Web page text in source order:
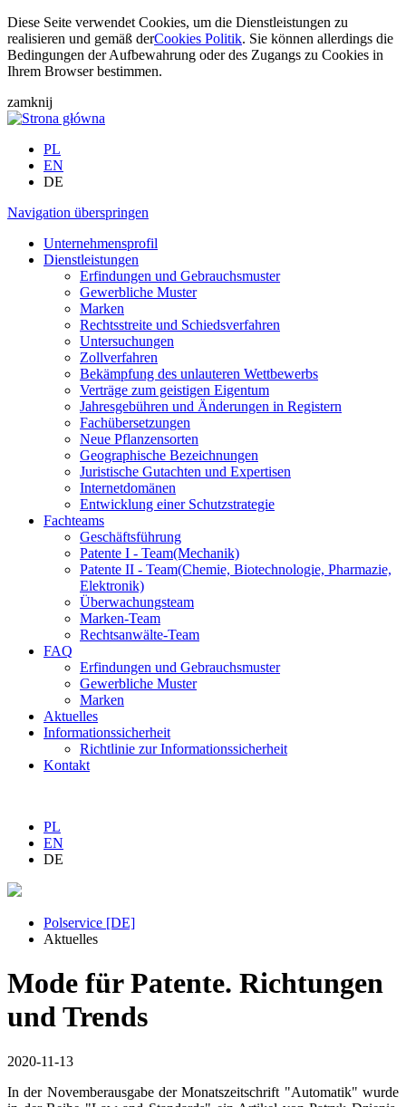
Diese Seite verwendet Cookies, um die Dienstleistungen zu
realisieren und gemäß derCookies Politik. Sie können allerdings die
Bedingungen der Aufbewahrung oder des Zugangs zu Cookies in
Ihrem Browser bestimmen.
zamknij
PL
EN
DE
Navigation überspringen
Unternehmensprofil
Dienstleistungen
Erfindungen und Gebrauchsmuster
Gewerbliche Muster
Marken
Rechtsstreite und Schiedsverfahren
Untersuchungen
Zollverfahren
Bekämpfung des unlauteren Wettbewerbs
Verträge zum geistigen Eigentum
Jahresgebühren und Änderungen in Registern
Fachübersetzungen
Neue Pflanzensorten
Geographische Bezeichnungen
Juristische Gutachten und Expertisen
Internetdomänen
Entwicklung einer Schutzstrategie
Fachteams
Geschäftsführung
Patente I - Team(Mechanik)
Patente II - Team(Chemie, Biotechnologie, Pharmazie,
Elektronik)
Überwachungsteam
Marken-Team
Rechtsanwälte-Team
FAQ
Erfindungen und Gebrauchsmuster
Gewerbliche Muster
Marken
Aktuelles
Informationssicherheit
Richtlinie zur Informationssicherheit
Kontakt
PL
EN
DE
Polservice [DE]
Aktuelles
Mode für Patente. Richtungen
und Trends
2020-11-13
In der Novemberausgabe der Monatszeitschrift "Automatik" wurde